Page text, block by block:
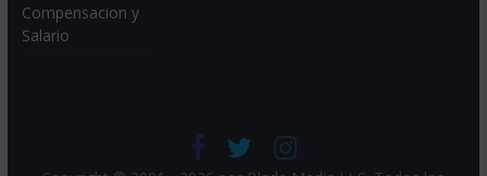
Compensacion y
Salario